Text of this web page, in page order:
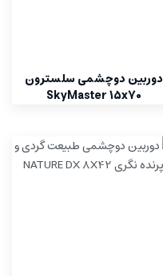
دوربین دوچشمی سلسترون
SkyMaster 15x70